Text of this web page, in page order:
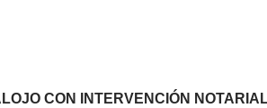
CON INTERVENCIÓN